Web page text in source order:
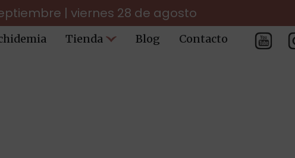
| viernes 28 de agosto
Tienda Blog Contacto